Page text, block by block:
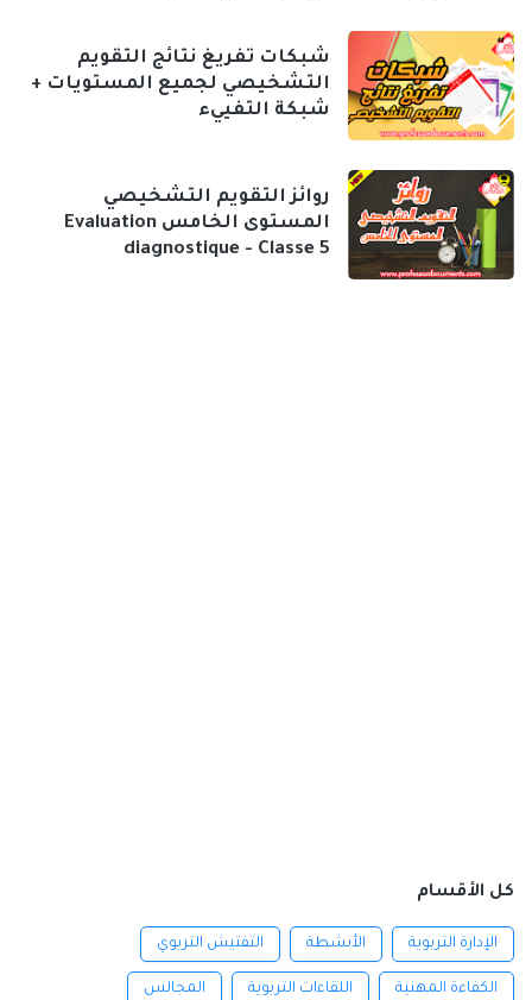
شبكات تفريغ نتائج التقويم
التشخيصي لجميع المستويات +
شبكة التفييء
روائز التقويم التشخيصي
المستوى الخامس Evaluation
diagnostique - Classe 5
كل الأقسام
الإدارة التربوية الأنشطة التفتيش التربوي
الكفاءة المهنية اللقاءات التربوية المجالس